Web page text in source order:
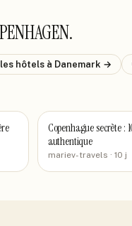
.
hôtels à Danemark →
Copenhague secrète :
authentique
mariev-travels · 10 j